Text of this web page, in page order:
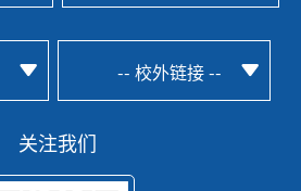
-- 校外链接 --
关注我们